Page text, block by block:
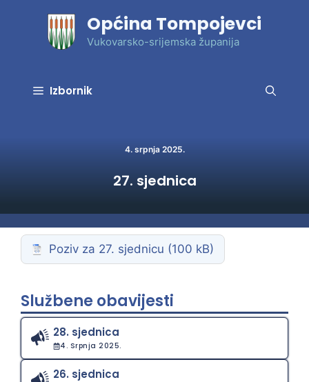
Općina Tompojevci
Vukovarsko-srijemska županija
Izbornik
4. srpnja 2025.
27. sjednica
Poziv za 27. sjednicu
Službene obavijesti
28. sjednica
4. Srpnja 2025.
26. sjednica